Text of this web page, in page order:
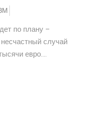
по плану –
случай
евро....